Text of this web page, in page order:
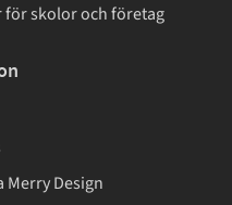
för skolor och företag
Merry Design